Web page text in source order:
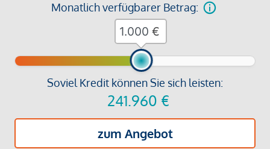
Monatlich verfügbarer Betrag:
Soviel Kredit können Sie sich leisten:
241.960 €
zum Angebot
€